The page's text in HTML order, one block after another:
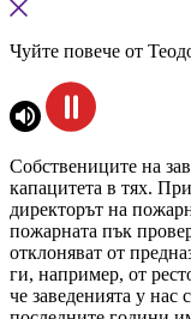
Чуйте повече от
Собствениците на
капацитета в тях.
директорът на
пожарната пък
отклоняват от
ги, например, от
че заведенията у нас